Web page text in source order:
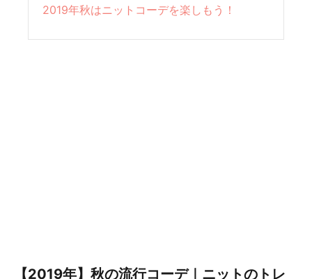
2019年秋はニットコーデを楽しもう！
【2019年】秋の流行コーデ｜ニットのトレ